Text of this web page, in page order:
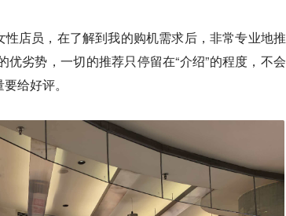
店员，在了解到我的购机需求后，非常专业地推
劣势，一切的推荐只停留在“介绍”的程度，不会
给好评。